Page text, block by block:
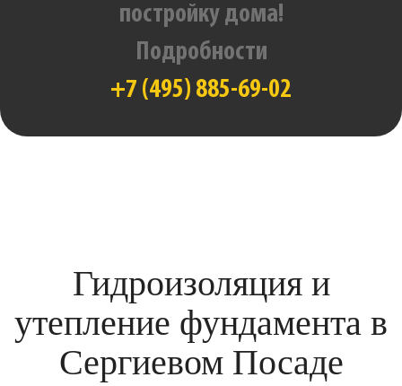
постройку дома!
Подробности
+7 (495) 885-69-02
Гидроизоляция и
утепление фундамента в
Сергиевом Посаде